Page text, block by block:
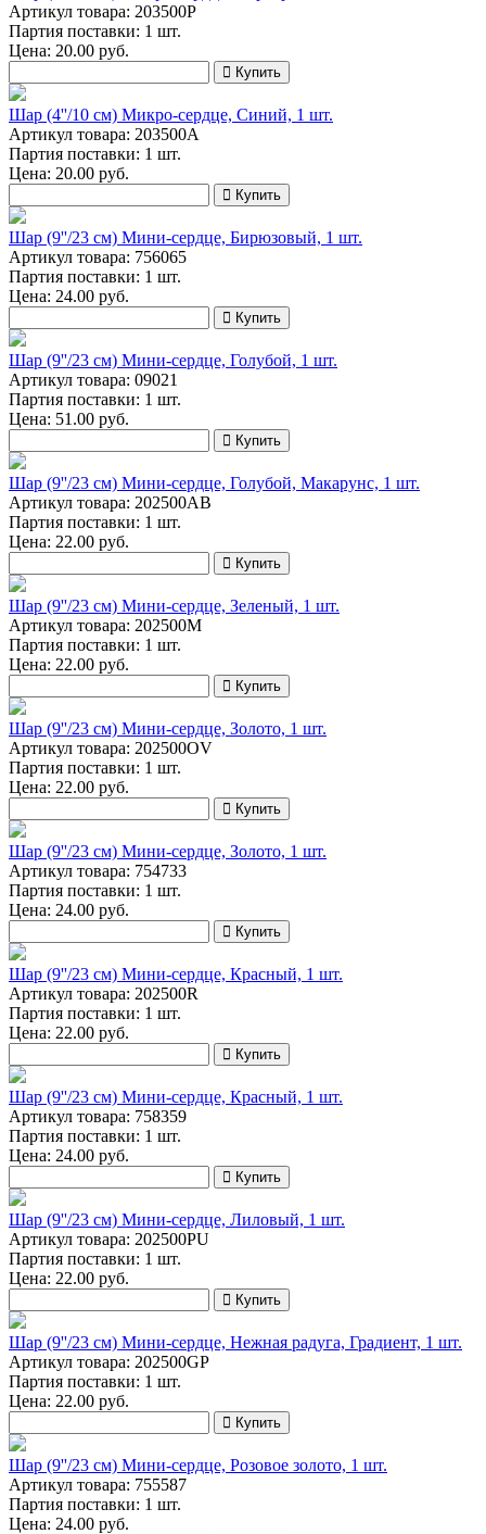
Артикул товара: 203500P
Партия поставки: 1 шт.
Цена: 20.00 руб.
Купить
Шар (4''/10 см) Микро-сердце, Синий, 1 шт.
Артикул товара: 203500А
Партия поставки: 1 шт.
Цена: 20.00 руб.
Купить
Шар (9''/23 см) Мини-сердце, Бирюзовый, 1 шт.
Артикул товара: 756065
Партия поставки: 1 шт.
Цена: 24.00 руб.
Купить
Шар (9''/23 см) Мини-сердце, Голубой, 1 шт.
Артикул товара: 09021
Партия поставки: 1 шт.
Цена: 51.00 руб.
Купить
Шар (9''/23 см) Мини-сердце, Голубой, Макарунс, 1 шт.
Артикул товара: 202500AB
Партия поставки: 1 шт.
Цена: 22.00 руб.
Купить
Шар (9''/23 см) Мини-сердце, Зеленый, 1 шт.
Артикул товара: 202500М
Партия поставки: 1 шт.
Цена: 22.00 руб.
Купить
Шар (9''/23 см) Мини-сердце, Золото, 1 шт.
Артикул товара: 202500OV
Партия поставки: 1 шт.
Цена: 22.00 руб.
Купить
Шар (9''/23 см) Мини-сердце, Золото, 1 шт.
Артикул товара: 754733
Партия поставки: 1 шт.
Цена: 24.00 руб.
Купить
Шар (9''/23 см) Мини-сердце, Красный, 1 шт.
Артикул товара: 202500R
Партия поставки: 1 шт.
Цена: 22.00 руб.
Купить
Шар (9''/23 см) Мини-сердце, Красный, 1 шт.
Артикул товара: 758359
Партия поставки: 1 шт.
Цена: 24.00 руб.
Купить
Шар (9''/23 см) Мини-сердце, Лиловый, 1 шт.
Артикул товара: 202500PU
Партия поставки: 1 шт.
Цена: 22.00 руб.
Купить
Шар (9''/23 см) Мини-сердце, Нежная радуга, Градиент, 1 шт.
Артикул товара: 202500GP
Партия поставки: 1 шт.
Цена: 22.00 руб.
Купить
Шар (9''/23 см) Мини-сердце, Розовое золото, 1 шт.
Артикул товара: 755587
Партия поставки: 1 шт.
Цена: 24.00 руб.